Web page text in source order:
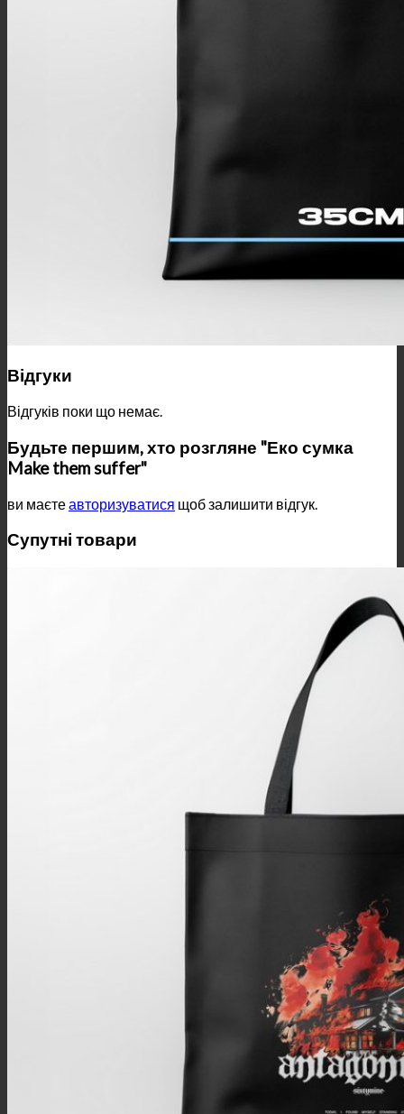
Відгуки
Відгуків поки що немає.
Будьте першим, хто розгляне "Еко сумка
Make them suffer"
ви маєтеавторизуватися щоб залишити відгук.
Супутні товари